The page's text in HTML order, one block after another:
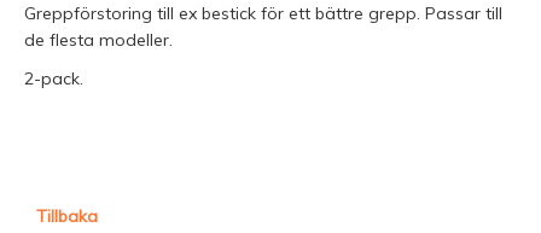
Greppförstoring till ex bestick för ett bättre grepp. Passar till
de flesta modeller.
2-pack.
Tillbaka